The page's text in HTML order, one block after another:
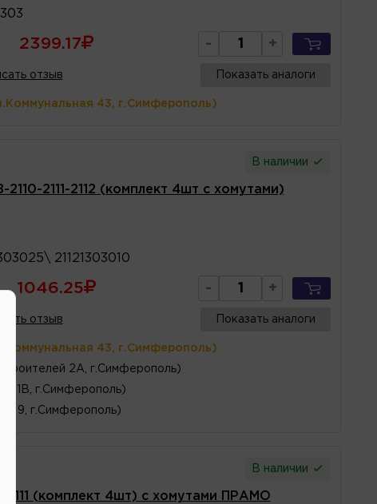
2399.17 - +
отзыв Показать аналоги
43, г.Симферополь)
В наличии
2111-2112 (комплект 4шт с хомутами)
21121303010
1046.25 - +
отзыв Показать аналоги
43, г.Симферополь)
2А, г.Симферополь)
1В, г.Симферополь)
9, г.Симферополь)
В наличии
(комплект 4шт) с хомутами ПРАМО